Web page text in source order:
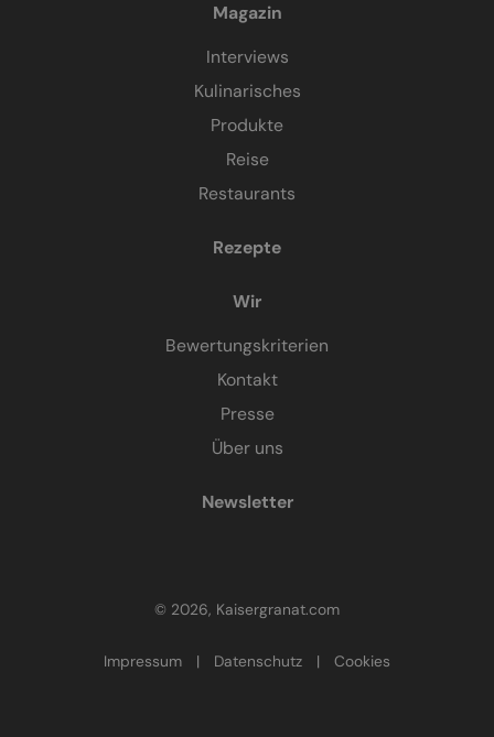
Magazin
Interviews
Kulinarisches
Produkte
Reise
Restaurants
Rezepte
Wir
Bewertungskriterien
Kontakt
Presse
Über uns
Newsletter
© 2026, Kaisergranat.com
Impressum | Datenschutz | Cookies